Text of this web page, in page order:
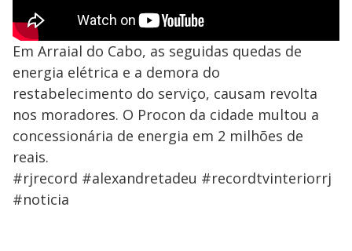
Em Arraial do Cabo, as seguidas quedas de
energia elétrica e a demora do
restabelecimento do serviço, causam revolta
nos moradores. O Procon da cidade multou a
concessionária de energia em 2 milhões de
reais.
#rjrecord #alexandretadeu #recordtvinteriorrj
#noticia